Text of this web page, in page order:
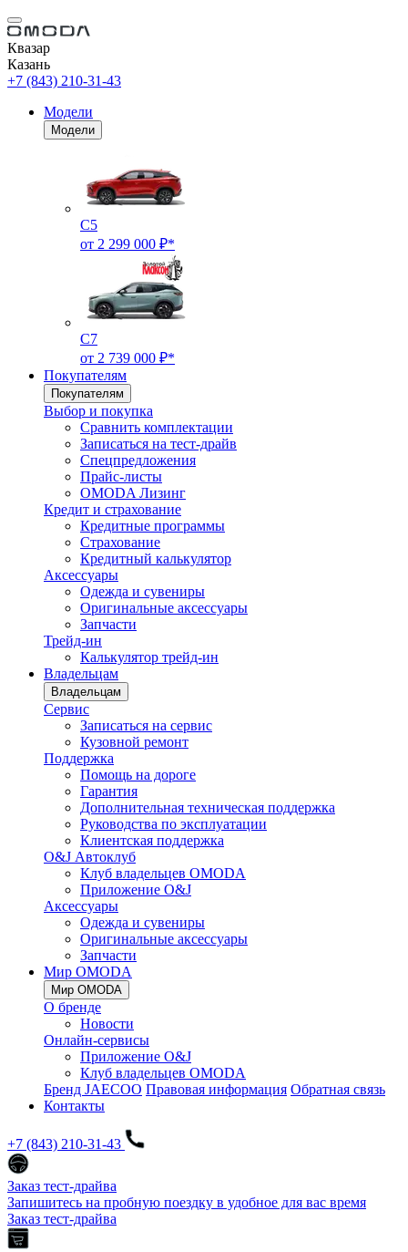
Квазар
Казань
+7 (843) 210-31-43
Модели
Модели
C5
от 2 299 000 ₽*
C7
от 2 739 000 ₽*
Покупателям
Покупателям
Выбор и покупка
Сравнить комплектации
Записаться на тест-драйв
Cпецпредложения
Прайс-листы
OMODA Лизинг
Кредит и страхование
Кредитные программы
Страхование
Кредитный калькулятор
Аксессуары
Одежда и сувениры
Оригинальные аксессуары
Запчасти
Трейд-ин
Калькулятор трейд-ин
Владельцам
Владельцам
Сервис
Записаться на сервис
Кузовной ремонт
Поддержка
Помощь на дороге
Гарантия
Дополнительная техническая поддержка
Руководства по эксплуатации
Клиентская поддержка
O&J Автоклуб
Клуб владельцев OMODA
Приложение O&J
Аксессуары
Одежда и сувениры
Оригинальные аксессуары
Запчасти
Мир OMODA
Мир OMODA
О бренде
Новости
Онлайн-сервисы
Приложение O&J
Клуб владельцев OMODA
Бренд JAECOO Правовая информация Обратная связь
Контакты
+7 (843) 210-31-43
Заказ тест-драйва
Запишитесь на пробную поездку в удобное для вас время
Заказ тест-драйва